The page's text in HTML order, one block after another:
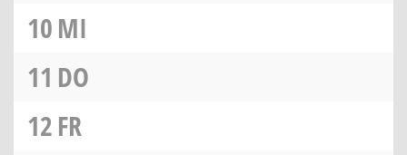
10MI
11 DO
12FR